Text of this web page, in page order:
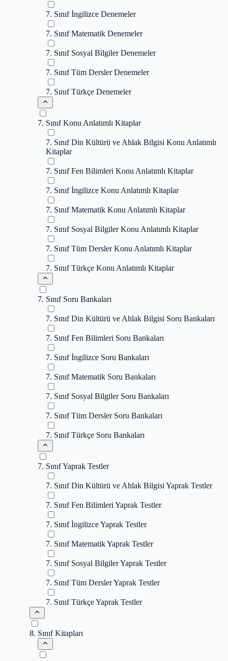
7. Sınıf İngilizce Denemeler
7. Sınıf Matematik Denemeler
7. Sınıf Sosyal Bilgiler Denemeler
7. Sınıf Tüm Dersler Denemeler
7. Sınıf Türkçe Denemeler
7. Sınıf Konu Anlatımlı Kitaplar
7. Sınıf Din Kültürü ve Ahlak Bilgisi Konu Anlatımlı
Kitaplar
7. Sınıf Fen Bilimleri Konu Anlatımlı Kitaplar
7. Sınıf İngilizce Konu Anlatımlı Kitaplar
7. Sınıf Matematik Konu Anlatımlı Kitaplar
7. Sınıf Sosyal Bilgiler Konu Anlatımlı Kitaplar
7. Sınıf Tüm Dersler Konu Anlatımlı Kitaplar
7. Sınıf Türkçe Konu Anlatımlı Kitaplar
7. Sınıf Soru Bankaları
7. Sınıf Din Kültürü ve Ahlak Bilgisi Soru Bankaları
7. Sınıf Fen Bilimleri Soru Bankaları
7. Sınıf İngilizce Soru Bankaları
7. Sınıf Matematik Soru Bankaları
7. Sınıf Sosyal Bilgiler Soru Bankaları
7. Sınıf Tüm Dersler Soru Bankaları
7. Sınıf Türkçe Soru Bankaları
7. Sınıf Yaprak Testler
7. Sınıf Din Kültürü ve Ahlak Bilgisi Yaprak Testler
7. Sınıf Fen Bilimleri Yaprak Testler
7. Sınıf İngilizce Yaprak Testler
7. Sınıf Matematik Yaprak Testler
7. Sınıf Sosyal Bilgiler Yaprak Testler
7. Sınıf Tüm Dersler Yaprak Testler
7. Sınıf Türkçe Yaprak Testler
8. Sınıf Kitapları